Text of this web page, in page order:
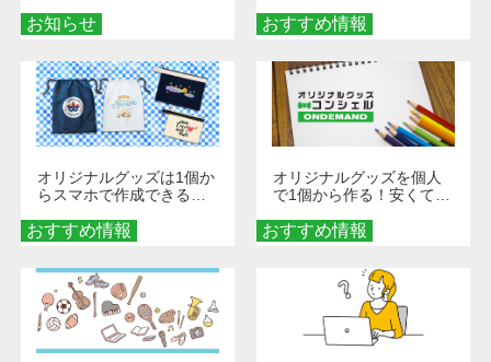
お知らせ おすすめ情報
ダーメイドする魅力と選
び方
おすすめ情報
オリジナルグッズは1個か
らスマホで作成できる！
くなる巾着＆ポーチ活用
術
おすすめ情報
オリジナルグッズを個人
で1個から作る！安くて簡
秘訣